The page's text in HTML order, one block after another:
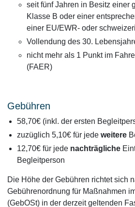
seit fünf Jahren in Besitz einer
Klasse B oder einer
einer EU/EWR- oder
Vollendung des 30.
nicht mehr als 1 Punkt im
(FAER)
Gebühren
58,70€ (inkl. der ersten
zuzüglich 5,10€ für jede weitere
12,70€ für jede nachträgliche
Begleitperson
Die Höhe der Gebühren richtet sich
Gebührenordnung für Maßnahmen
(GebOSt) in der derzeit geltenden